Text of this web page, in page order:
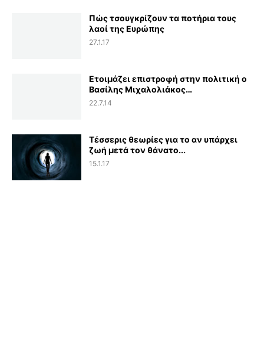
Πώς τσουγκρίζουν τα ποτήρια τους
λαοί της Ευρώπης
27.1.17
Ετοιμάζει επιστροφή στην πολιτική ο
Βασίλης Μιχαλολιάκος…
22.7.14
Τέσσερις θεωρίες για το αν υπάρχει
ζωή μετά τον θάνατο...
15.1.17